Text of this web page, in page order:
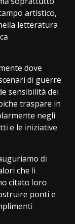
artistico,
letteratura
dove
di guerre
sensibilità dei
traspare in
negli
e le iniziative
di
che li
citato loro
ponti e